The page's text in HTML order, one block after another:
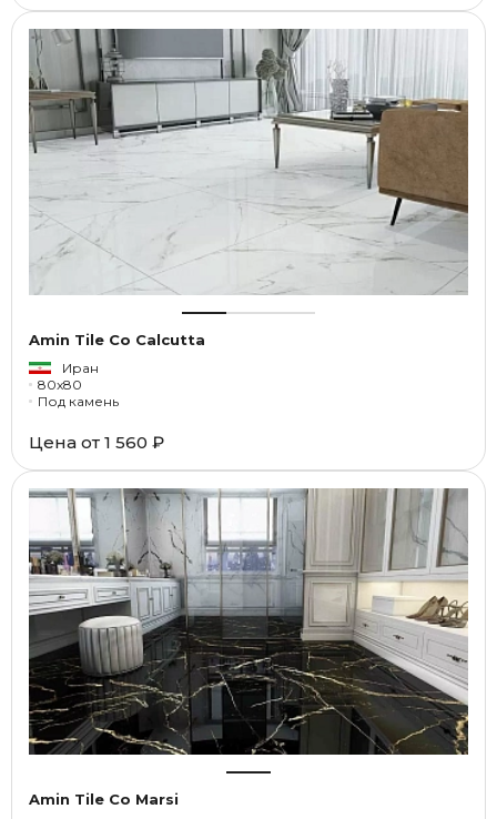
Amin Tile Co Calcutta
Иран
80x80
Под камень
Цена от 1 560 ₽
Amin Tile Co Marsi